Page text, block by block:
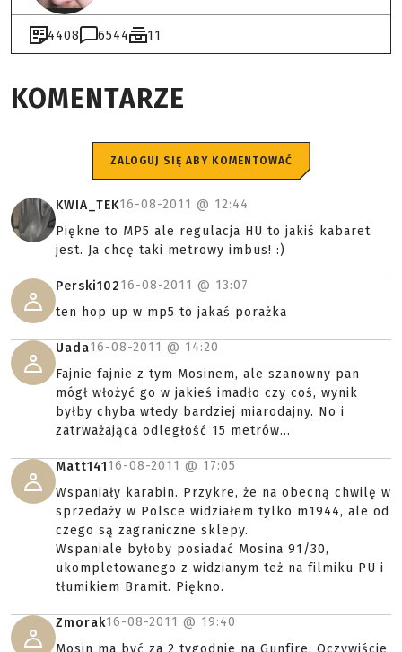
4408 6544 11
KOMENTARZE
ZALOGUJ SIĘ ABY KOMENTOWAĆ
KWIA_TEK16-08-2011 @ 12:44
Piękne to MP5 ale regulacja HU to jakiś kabaret
jest. Ja chcę taki metrowy imbus! :)
Perski10216-08-2011 @ 13:07
ten hop up w mp5 to jakaś porażka
Uada16-08-2011 @ 14:20
Fajnie fajnie z tym Mosinem, ale szanowny pan
mógł włożyć go w jakieś imadło czy coś, wynik
byłby chyba wtedy bardziej miarodajny. No i
zatrważająca odległość 15 metrów...
Matt14116-08-2011 @ 17:05
Wspaniały karabin. Przykre, że na obecną chwilę w
sprzedaży w Polsce widziałem tylko m1944, ale od
czego są zagraniczne sklepy.
Wspaniale byłoby posiadać Mosina 91/30,
ukompletowanego z widzianym też na filmiku PU i
tłumikiem Bramit. Piękno.
Zmorak16-08-2011 @ 19:40
Mosin ma być za 2 tygodnie na Gunfire. Oczywiście